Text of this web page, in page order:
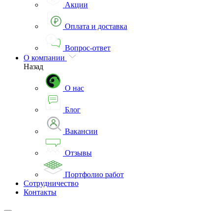
Акции
Оплата и доставка
Вопрос-ответ
О компании
Назад
О нас
Блог
Вакансии
Отзывы
Портфолио работ
Сотрудничество
Контакты